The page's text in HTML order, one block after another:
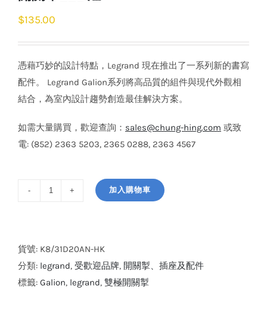
$135.00
憑藉巧妙的設計特點，Legrand 現在推出了一系列新的書寫
配件。 Legrand Galion系列將高品質的組件與現代外觀相
結合，為室內設計趨勢創造最佳解決方案。
如需大量購買，歡迎查詢： sales@chung-hing.com 或致
電: (852) 2363 5203, 2365 0288, 2363 4567
列
1
位
加入購物車
貨號: K8/31D20AN-HK
分類: legrand, 受歡迎品牌, 開關掣、插座及配件
標籤: Galion, legrand, 雙極開關掣